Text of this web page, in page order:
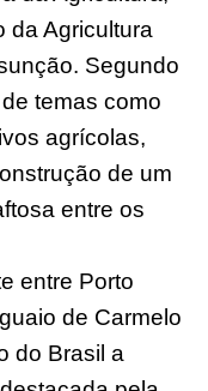
da Agricultura
Segundo
temas como
agrícolas,
de um
entre os
entre Porto
de Carmelo
do Brasil a